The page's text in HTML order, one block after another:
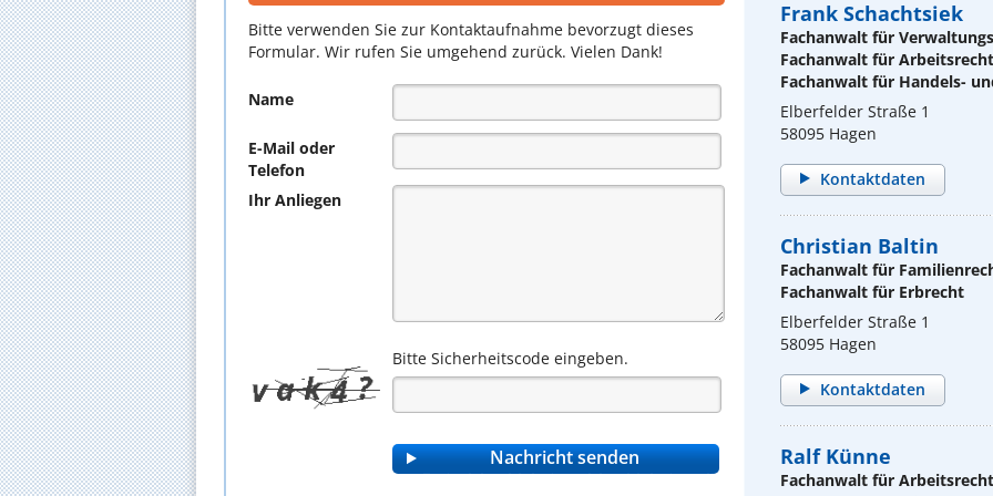
Bitte verwenden Sie zur Kontaktaufnahme bevorzugt dieses
Formular. Wir rufen Sie umgehend zurück. Vielen Dank!
Name
E-Mail oder
Telefon
Ihr Anliegen
Bitte Sicherheitscode eingeben.
Frank Schachtsiek
Fachanwalt für
Fachanwalt für Arbeitsrecht
Fachanwalt für Handels-
Elberfelder Straße 1
58095 Hagen
Kontaktdaten
Christian Baltin
Fachanwalt für
Fachanwalt für Erbrecht
Elberfelder Straße 1
58095 Hagen
Kontaktdaten
Ralf Künne
Fachanwalt für Arbeitsrecht